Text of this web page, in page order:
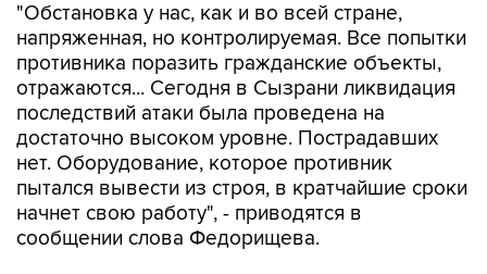
"Обстановка у нас, как и во всей стране,
напряженная, но контролируемая. Все попытки
противника поразить гражданские объекты,
отражаются... Сегодня в Сызрани ликвидация
последствий атаки была проведена на
достаточно высоком уровне. Пострадавших
нет. Оборудование, которое противник
пытался вывести из строя, в кратчайшие сроки
начнет свою работу", - приводятся в
сообщении слова Федорищева.